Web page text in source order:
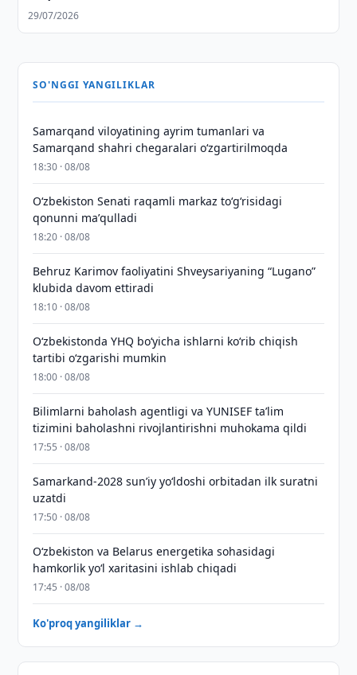
29/07/2026
SO'NGGI YANGILIKLAR
Samarqand viloyatining ayrim tumanlari va
Samarqand shahri chegaralari oʻzgartirilmoqda
18:30 · 08/08
Oʻzbekiston Senati raqamli markaz toʻgʻrisidagi
qonunni maʼqulladi
18:20 · 08/08
Behruz Karimov faoliyatini Shveysariyaning “Lugano”
klubida davom ettiradi
18:10 · 08/08
O‘zbekistonda YHQ bo‘yicha ishlarni ko‘rib chiqish
tartibi o‘zgarishi mumkin
18:00 · 08/08
Bilimlarni baholash agentligi va YUNISEF taʼlim
tizimini baholashni rivojlantirishni muhokama qildi
17:55 · 08/08
Samarkand-2028 sunʼiy yo‘ldoshi orbitadan ilk suratni
uzatdi
17:50 · 08/08
Oʻzbekiston va Belarus energetika sohasidagi
hamkorlik yoʻl xaritasini ishlab chiqadi
17:45 · 08/08
Ko'proq yangiliklar →